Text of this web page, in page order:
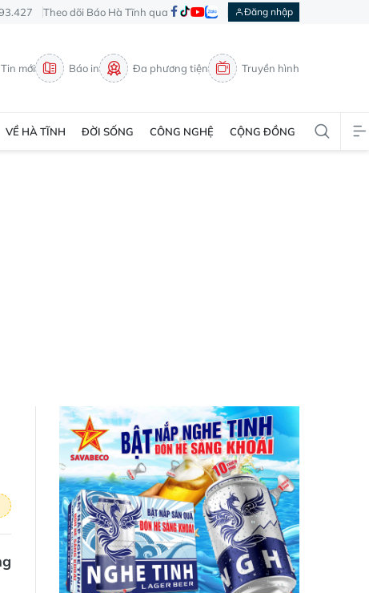
Theo dõi Báo Hà Tĩnh qua Đăng nhập
Tin mới Báo in Đa phương tiện Truyền hình
VỀ HÀ TĨNH ĐỜI SỐNG CÔNG NGHỆ CỘNG ĐỒNG